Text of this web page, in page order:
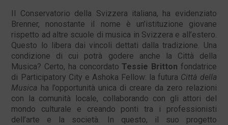
Il Conservatorio della Svizzera italiana, ha evidenziato
Brenner, nonostante il nome è un’istituzione giovane
rispetto ad altre scuole di musica in Svizzera e all’estero.
Questo lo libera dai vincoli dettati dalla tradizione. Una
condizione di cui potrà godere anche la Città della
Musica? Certo, ha concordato Tessie Britton fondatrice
di Participatory City e Ashoka Fellow: la futura Città della
Musica ha l’opportunità unica di creare da zero relazioni
con la comunità locale, collaborando con gli attori del
mondo culturale e creando ponti tra i professionisti
dell’arte e la società. In questo, il suo progetto